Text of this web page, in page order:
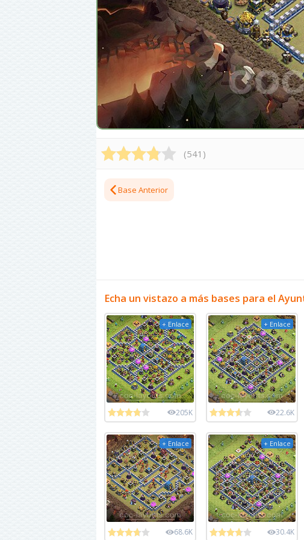
(541 )
Base Anterior
Echa un vistazo a más bases para el
+ Enlace
205K
+ Enlace
22.6K
+ Enlace
68.6K
+ Enlace
30.4K